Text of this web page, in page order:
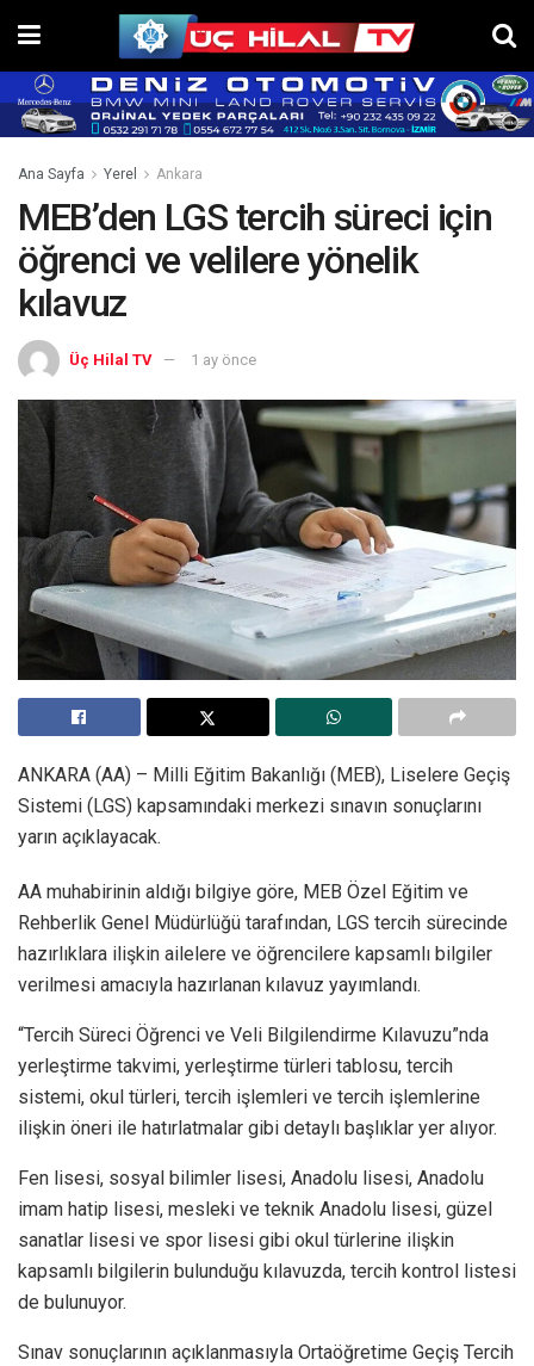
Ana Sayfa Yerel Ankara
MEB’den LGS tercih süreci için
öğrenci ve velilere yönelik
kılavuz
Üç Hilal TV 1 ay önce
ANKARA (AA) – Milli Eğitim Bakanlığı (MEB), Liselere Geçiş
Sistemi (LGS) kapsamındaki merkezi sınavın sonuçlarını
yarın açıklayacak.
AA muhabirinin aldığı bilgiye göre, MEB Özel Eğitim ve
Rehberlik Genel Müdürlüğü tarafından, LGS tercih sürecinde
hazırlıklara ilişkin ailelere ve öğrencilere kapsamlı bilgiler
verilmesi amacıyla hazırlanan kılavuz yayımlandı.
“Tercih Süreci Öğrenci ve Veli Bilgilendirme Kılavuzu”nda
yerleştirme takvimi, yerleştirme türleri tablosu, tercih
sistemi, okul türleri, tercih işlemleri ve tercih işlemlerine
ilişkin öneri ile hatırlatmalar gibi detaylı başlıklar yer alıyor.
Fen lisesi, sosyal bilimler lisesi, Anadolu lisesi, Anadolu
imam hatip lisesi, mesleki ve teknik Anadolu lisesi, güzel
sanatlar lisesi ve spor lisesi gibi okul türlerine ilişkin
kapsamlı bilgilerin bulunduğu kılavuzda, tercih kontrol listesi
de bulunuyor.
Sınav sonuçlarının açıklanmasıyla Ortaöğretime Geçiş Tercih